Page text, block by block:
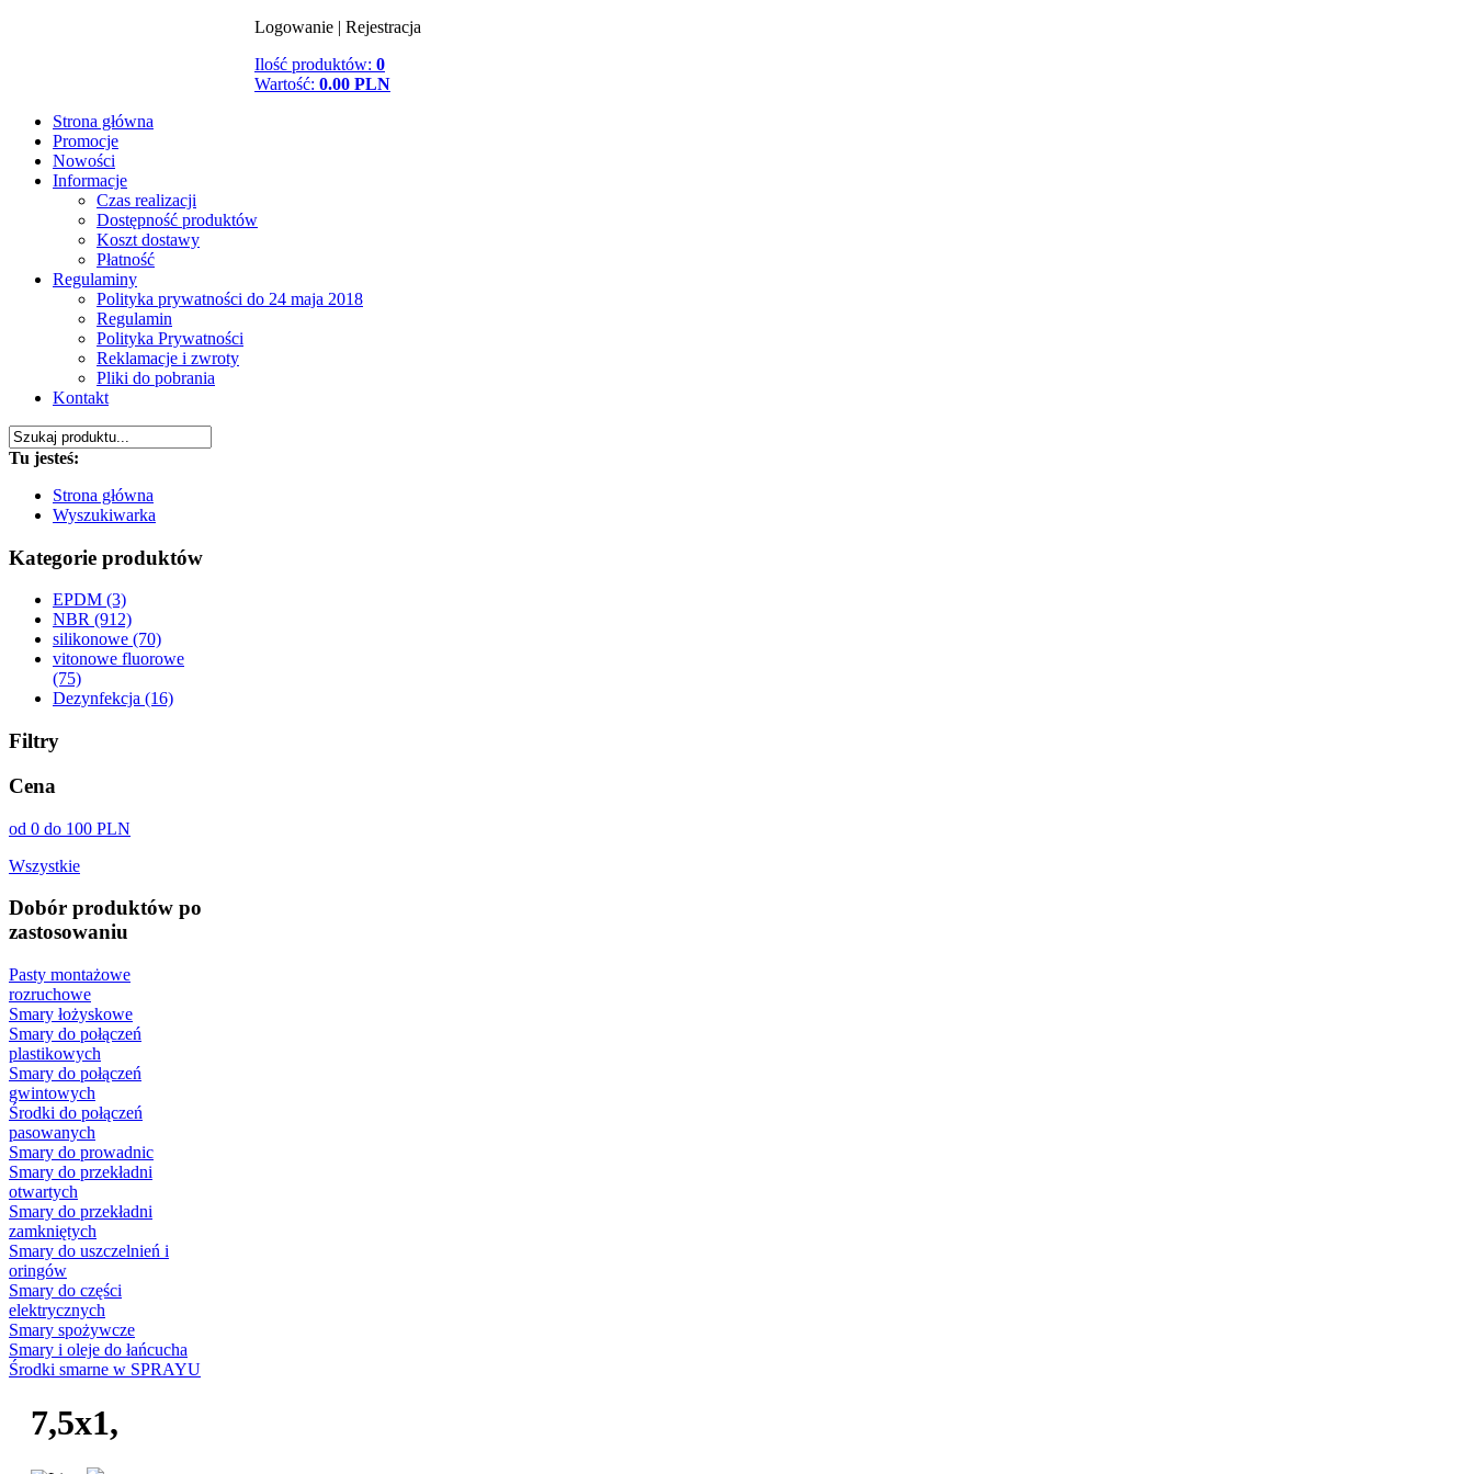
Logowanie | Rejestracja
Ilość produktów: 0
Wartość: 0.00 PLN
Strona główna
Promocje
Nowości
Informacje
Czas realizacji
Dostępność produktów
Koszt dostawy
Płatność
Regulaminy
Polityka prywatności do 24 maja 2018
Regulamin
Polityka Prywatności
Reklamacje i zwroty
Pliki do pobrania
Kontakt
Tu jesteś:
Strona główna
Wyszukiwarka
Kategorie produktów
EPDM (3)
NBR (912)
silikonowe (70)
vitonowe fluorowe
(75)
Dezynfekcja (16)
Filtry
Cena
od 0 do 100 PLN
Wszystkie
Dobór produktów po
zastosowaniu
Pasty montażowe
rozruchowe
Smary łożyskowe
Smary do połączeń
plastikowych
Smary do połączeń
gwintowych
Środki do połączeń
pasowanych
Smary do prowadnic
Smary do przekładni
otwartych
Smary do przekładni
zamkniętych
Smary do uszczelnień i
oringów
Smary do części
elektrycznych
Smary spożywcze
Smary i oleje do łańcucha
Środki smarne w SPRAYU
7,5x1,